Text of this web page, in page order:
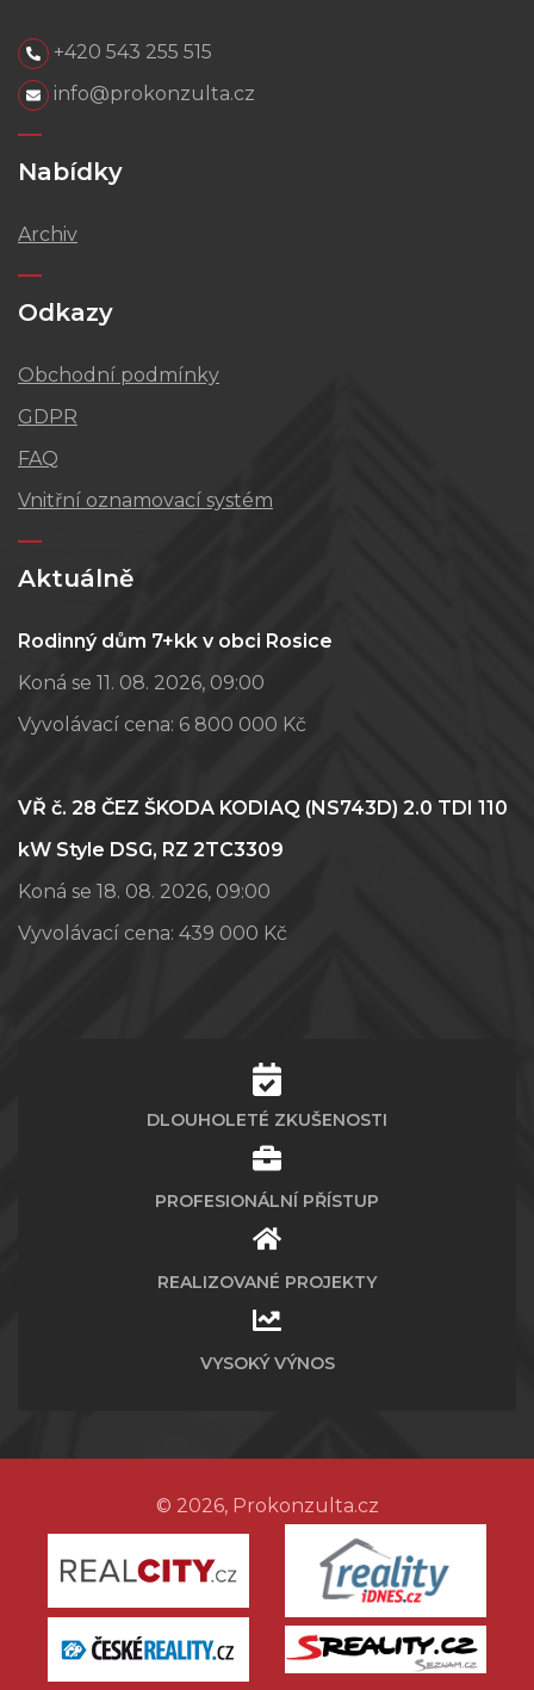
+420 543 255 515
info@prokonzulta.cz
Nabídky
Archiv
Odkazy
Obchodní podmínky
GDPR
FAQ
Vnitřní oznamovací systém
Aktuálně
Rodinný dům 7+kk v obci Rosice
Koná se 11. 08. 2026, 09:00
Vyvolávací cena: 6 800 000 Kč
VŘ č. 28 ČEZ ŠKODA KODIAQ (NS743D) 2.0 TDI 110
kW Style DSG, RZ 2TC3309
Koná se 18. 08. 2026, 09:00
Vyvolávací cena: 439 000 Kč
DLOUHOLETÉ ZKUŠENOSTI
PROFESIONÁLNÍ PŘÍSTUP
REALIZOVANÉ PROJEKTY
VYSOKÝ VÝNOS
© 2026, Prokonzulta.cz